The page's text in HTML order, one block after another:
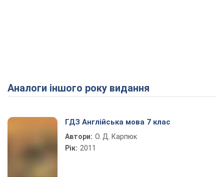
Аналоги іншого року видання
ГДЗ Англійська мова 7 клас
Автори: О. Д. Карпюк
Рік: 2011